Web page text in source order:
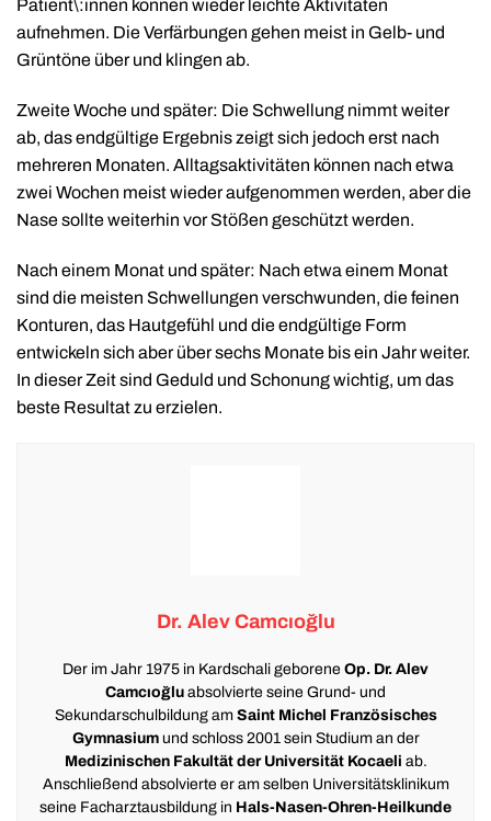
Patient\:innen können wieder leichte Aktivitäten
aufnehmen. Die Verfärbungen gehen meist in Gelb- und
Grüntöne über und klingen ab.
Zweite Woche und später: Die Schwellung nimmt weiter
ab, das endgültige Ergebnis zeigt sich jedoch erst nach
mehreren Monaten. Alltagsaktivitäten können nach etwa
zwei Wochen meist wieder aufgenommen werden, aber die
Nase sollte weiterhin vor Stößen geschützt werden.
Nach einem Monat und später: Nach etwa einem Monat
sind die meisten Schwellungen verschwunden, die feinen
Konturen, das Hautgefühl und die endgültige Form
entwickeln sich aber über sechs Monate bis ein Jahr weiter.
In dieser Zeit sind Geduld und Schonung wichtig, um das
beste Resultat zu erzielen.
Dr. Alev Camcıoğlu
Der im Jahr 1975 in Kardschali geborene Op. Dr. Alev
Camcıoğlu absolvierte seine Grund- und
Sekundarschulbildung am Saint Michel Französisches
Gymnasiumund schloss 2001 sein Studium an der
Medizinischen Fakultät der Universität Kocaeli ab.
Anschließend absolvierte er am selben Universitätsklinikum
seine Facharztausbildung in Hals-Nasen-Ohren-Heilkunde